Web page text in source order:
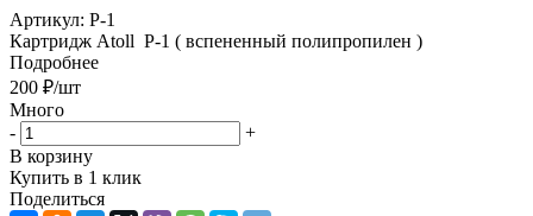
Артикул: Р-1
Картридж Atoll Р-1 ( вспененный полипропилен )
Подробнее
200 ₽/шт
Много
-
+
В корзину
Купить в 1 клик
Поделиться